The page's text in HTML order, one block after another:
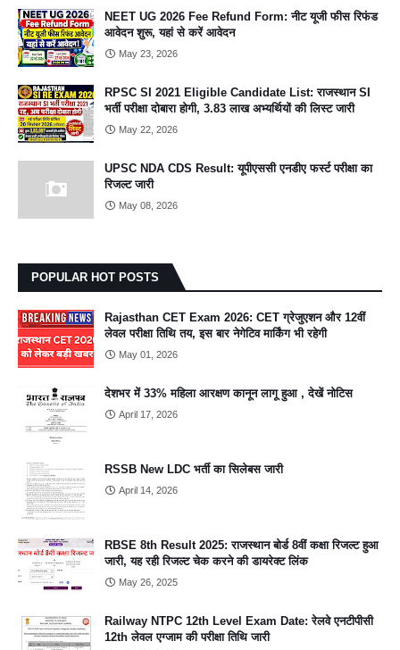
NEET UG 2026 Fee Refund Form: नीट यूजी फीस रिफंड
आवेदन शुरू, यहां से करें आवेदन
May 23, 2026
RPSC SI 2021 Eligible Candidate List: राजस्थान SI
भर्ती परीक्षा दोबारा होगी, 3.83 लाख अभ्यर्थियों की लिस्ट जारी
May 22, 2026
UPSC NDA CDS Result: यूपीएससी एनडीए फर्स्ट परीक्षा का
रिजल्ट जारी
May 08, 2026
POPULAR HOT POSTS
Rajasthan CET Exam 2026: CET ग्रेजुएशन और 12वीं
लेवल परीक्षा तिथि तय, इस बार नेगेटिव मार्किंग भी रहेगी
May 01, 2026
देशभर में 33% महिला आरक्षण कानून लागू हुआ , देखें नोटिस
April 17, 2026
RSSB New LDC भर्ती का सिलेबस जारी
April 14, 2026
RBSE 8th Result 2025: राजस्थान बोर्ड 8वीं कक्षा रिजल्ट हुआ
जारी, यह रही रिजल्ट चेक करने की डायरेक्ट लिंक
May 26, 2025
Railway NTPC 12th Level Exam Date: रेलवे एनटीपीसी
12th लेवल एग्जाम की परीक्षा तिथि जारी